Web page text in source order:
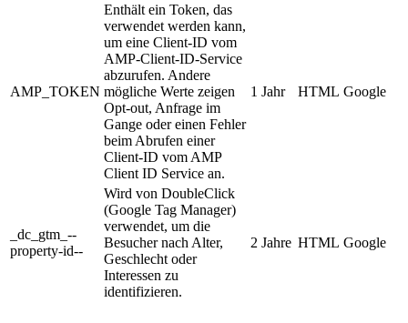
AMP_TOKEN
Enthält ein Token, das
verwendet werden kann,
um eine Client-ID vom
AMP-Client-ID-Service
abzurufen. Andere
mögliche Werte zeigen
Opt-out, Anfrage im
Gange oder einen Fehler
beim Abrufen einer
Client-ID vom AMP
Client ID Service an.
1 Jahr HTML Google
_dc_gtm_--
property-id--
Wird von DoubleClick
(Google Tag Manager)
verwendet, um die
Besucher nach Alter,
Geschlecht oder
Interessen zu
identifizieren.
2 Jahre HTML Google